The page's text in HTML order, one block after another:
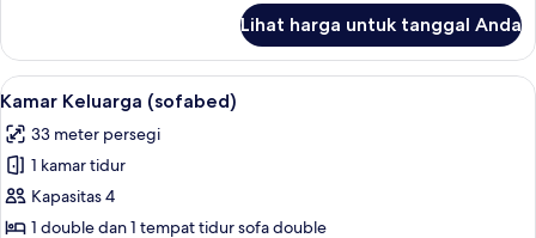
Kamar
Keluarga
(extra
Lihat harga untuk tanggal Anda
Lihat
semua
foto
untuk
Kamar
Keluarga
Kamar Keluarga (sofabed) | Seprai
5
Kamar Keluarga (sofabed)
33 meter persegi
1 kamar tidur
Kapasitas 4
1 double dan 1 tempat tidur sofa double